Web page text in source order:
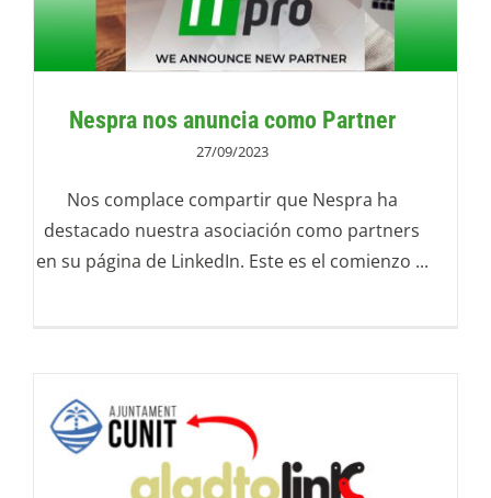
Nespra nos anuncia como Partner
27/09/2023
Nos complace compartir que Nespra ha
destacado nuestra asociación como partners
en su página de LinkedIn. Este es el comienzo ...